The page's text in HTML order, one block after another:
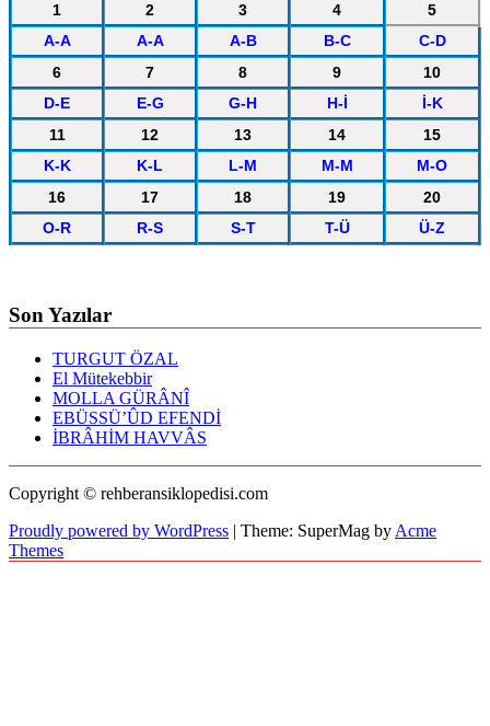
1 2 3 4
5
A-A
A-A A-B B-C
C-D
6
7 8 9
10
D-E
E-G G-H H-İ
İ-K
11
12 13 14
15
K-K
K-L L-M M-M
M-O
16
17 18 19
20
O-R
R-S S-T T-Ü Ü-Z
Son Yazılar
TURGUT ÖZAL
El Mütekebbir
MOLLA GÜRÂNÎ
EBÜSSÜ’ÛD EFENDİ
İBRÂHİM HAVVÂS
Copyright © rehberansiklopedisi.com
Proudly powered by WordPress | Theme: SuperMag by Acme
Themes